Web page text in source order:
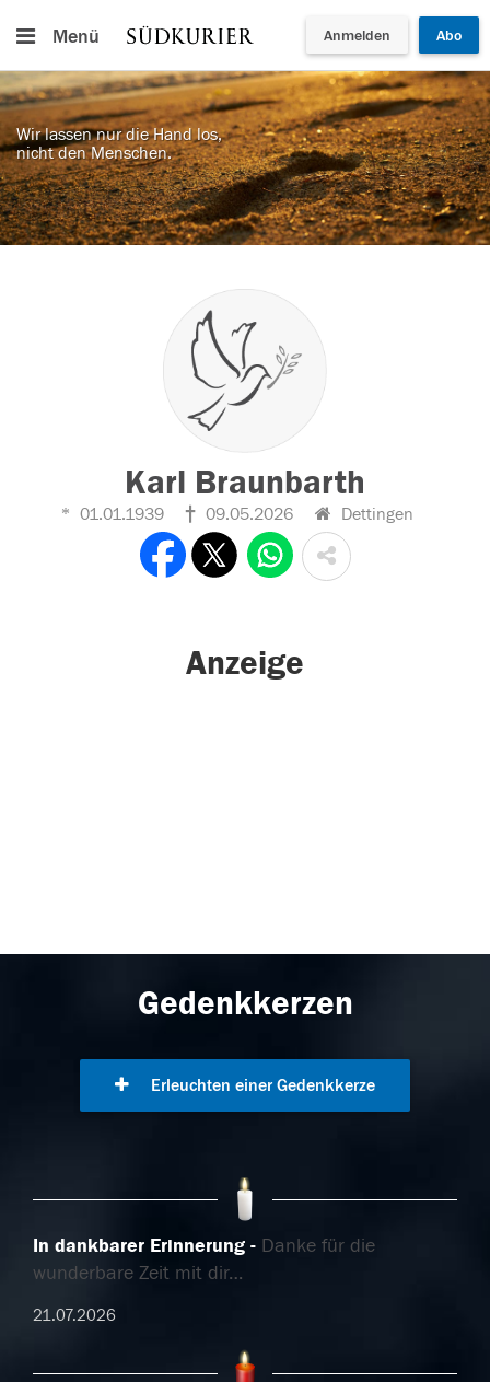
Menü Anmelden Abo
Wir lassen nur die Hand los,
nicht den Menschen.
Karl Braunbarth
01.01.1939 09.05.2026 Dettingen
Anzeige
Gedenkkerzen
Erleuchten einer Gedenkkerze
In dankbarer Erinnerung
Danke für die
wunderbare Zeit mit dir…
21.07.2026